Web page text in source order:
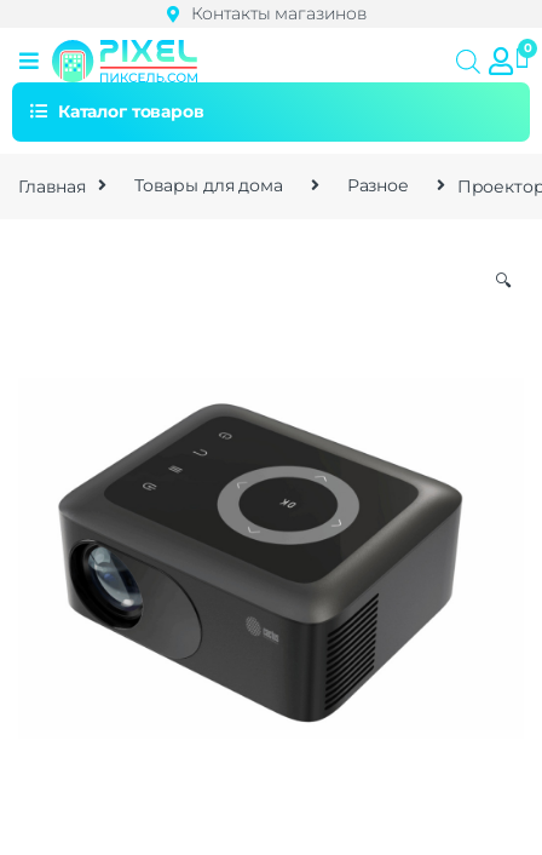
Контакты магазинов
Каталог товаров
Главная Товары для дома Разное
🔍